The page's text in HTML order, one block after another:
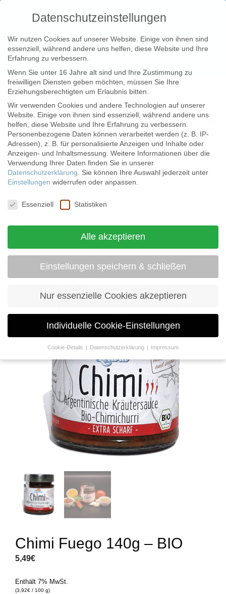
Zurück zur Homepage
Catering Wo sind wir? Kollektiv
Kostenloser Versand
Registrieren/Login
Menü
Startseite/Chimichurri/ Chimi Fuego 140g – BIO
Chimi Fuego 140g – BIO
5,49€
Enthält 7% MwSt.
(3,92€ / 100 g)
Datenschutzeinstellungen
Wir nutzen Cookies auf unserer Website. Einige von ihnen sind
essenziell, während andere uns helfen, diese Website und Ihre
Erfahrung zu verbessern.
Wenn Sie unter 16 Jahre alt sind und Ihre Zustimmung zu
freiwilligen Diensten geben möchten, müssen Sie Ihre
Erziehungsberechtigten um Erlaubnis bitten.
Wir verwenden Cookies und andere Technologien auf unserer
Website. Einige von ihnen sind essenziell, während andere uns
helfen, diese Website und Ihre Erfahrung zu verbessern.
Personenbezogene Daten können verarbeitet werden (z. B. IP-
Adressen), z. B. für personalisierte Anzeigen und Inhalte oder
Anzeigen- und Inhaltsmessung. Weitere Informationen über die
Verwendung Ihrer Daten finden Sie in unserer
Datenschutzerklärung
Sie können Ihre Auswahl jederzeit unter
Einstellungen widerrufen oder anpassen.
Essenziell
Statistiken
Alle akzeptieren
Einstellungen speichern & schließen
Nur essenzielle Cookies akzeptieren
Individuelle Cookie-Einstellungen
Cookie-Details Datenschutzerklärung Impressum
Datenschutzeinstellungen
Wenn Sie unter 16 Jahre alt sind und Ihre
Zustimmung zu freiwilligen Diensten geben möchten,
müssen Sie Ihre Erziehungsberechtigten um
Erlaubnis bitten.
Wir verwenden Cookies und andere Technologien
auf unserer Website. Einige von ihnen sind
essenziell, während andere uns helfen, diese
Website und Ihre Erfahrung zu verbessern.
werden (z. B. IP-Adressen), z. B. für personalisierte
Anzeigen und Inhalte oder Anzeigen- und
Inhaltsmessung. Weitere Informationen über die
Verwendung Ihrer Daten finden Sie in unserer
Datenschutzerklärung
Kategorien geben oder sich weitere Informationen
anzeigen lassen und so nur bestimmte Cookies
auswählen.